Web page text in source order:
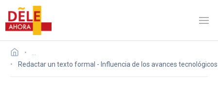
Redactar un texto formal - Influencia de los avances tecnológicos